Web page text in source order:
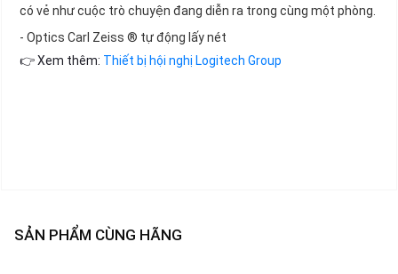
có vẻ như cuộc trò chuyện đang diễn ra trong cùng một phòng.
- Optics Carl Zeiss ® tự động lấy nét
👉 Xem thêm: Thiết bị hội nghị Logitech Group
SẢN PHẨM CÙNG HÃNG